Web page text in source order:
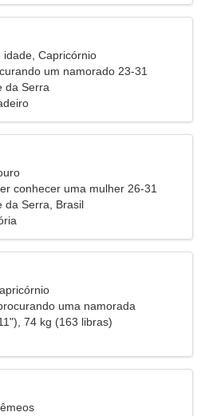
idade, Capricórnio
um namorado 23-31
da Serra
conhecer uma mulher 26-31
da Serra, Brasil
uma namorada
74 kg (163 libras)